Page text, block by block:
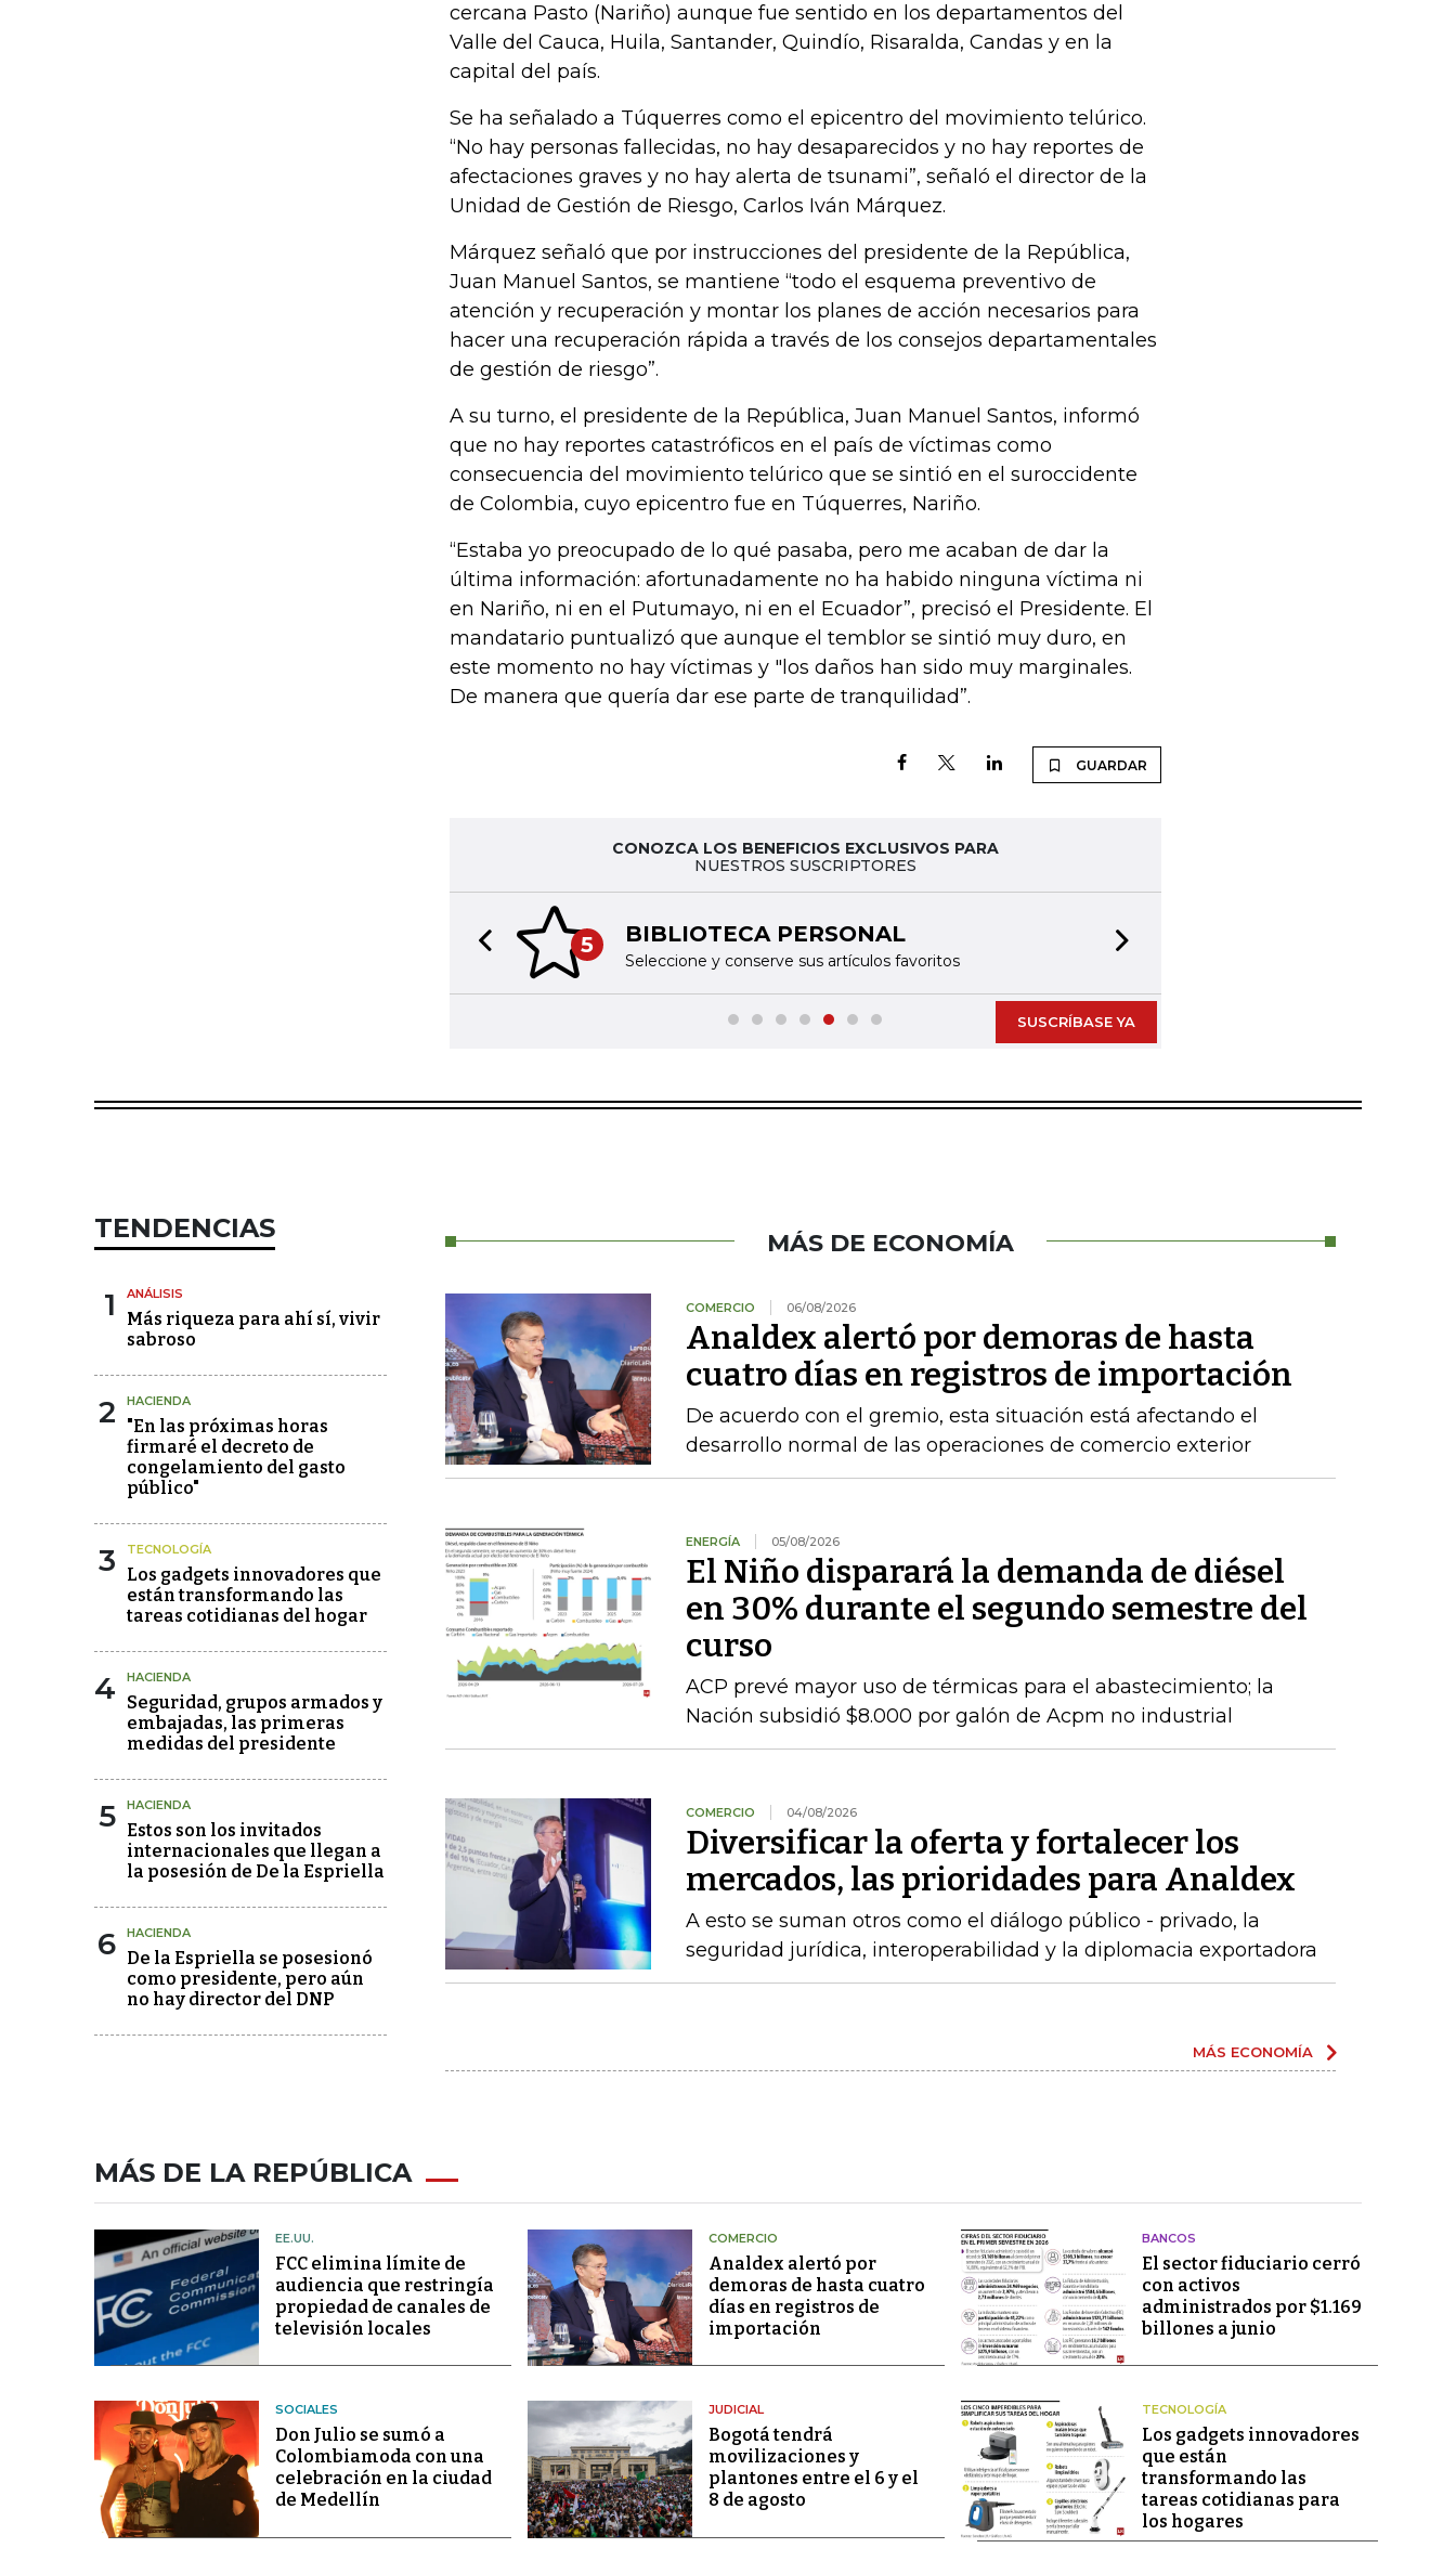
cercana Pasto (Nariño) aunque fue sentido en los departamentos del
Valle del Cauca, Huila, Santander, Quindío, Risaralda, Candas y en la
capital del país.
Se ha señalado a Túquerres como el epicentro del movimiento telúrico.
“No hay personas fallecidas, no hay desaparecidos y no hay reportes de
afectaciones graves y no hay alerta de tsunami”, señaló el director de la
Unidad de Gestión de Riesgo, Carlos Iván Márquez.
Márquez señaló que por instrucciones del presidente de la República,
Juan Manuel Santos, se mantiene “todo el esquema preventivo de
atención y recuperación y montar los planes de acción necesarios para
hacer una recuperación rápida a través de los consejos departamentales
de gestión de riesgo”.
A su turno, el presidente de la República, Juan Manuel Santos, informó
que no hay reportes catastróficos en el país de víctimas como
consecuencia del movimiento telúrico que se sintió en el suroccidente
de Colombia, cuyo epicentro fue en Túquerres, Nariño.
“Estaba yo preocupado de lo qué pasaba, pero me acaban de dar la
última información: afortunadamente no ha habido ninguna víctima ni
en Nariño, ni en el Putumayo, ni en el Ecuador”, precisó el Presidente. El
mandatario puntualizó que aunque el temblor se sintió muy duro, en
este momento no hay víctimas y "los daños han sido muy marginales.
De manera que quería dar ese parte de tranquilidad”.
GUARDAR
CONOZCA LOS BENEFICIOS EXCLUSIVOS PARA
NUESTROS SUSCRIPTORES
5 BIBLIOTECA PERSONAL
Seleccione y conserve sus artículos favoritos
Previous slide
SUSCRÍBASE YA
TENDENCIAS
1 ANÁLISIS
Más riqueza para ahí sí, vivir
sabroso
2 HACIENDA
"En las próximas horas
firmaré el decreto de
congelamiento del gasto
público"
3 TECNOLOGÍA
Los gadgets innovadores que
están transformando las
tareas cotidianas del hogar
4 HACIENDA
Seguridad, grupos armados y
embajadas, las primeras
medidas del presidente
5 HACIENDA
Estos son los invitados
internacionales que llegan a
la posesión de De la Espriella
6 HACIENDA
De la Espriella se posesionó
como presidente, pero aún
no hay director del DNP
MÁS DE ECONOMÍA
COMERCIO 06/08/2026
Analdex alertó por demoras de hasta
cuatro días en registros de importación
De acuerdo con el gremio, esta situación está afectando el
desarrollo normal de las operaciones de comercio exterior
ENERGÍA 05/08/2026
El Niño disparará la demanda de diésel
en 30% durante el segundo semestre del
curso
ACP prevé mayor uso de térmicas para el abastecimiento; la
Nación subsidió $8.000 por galón de Acpm no industrial
COMERCIO 04/08/2026
Diversificar la oferta y fortalecer los
mercados, las prioridades para Analdex
A esto se suman otros como el diálogo público - privado, la
seguridad jurídica, interoperabilidad y la diplomacia exportadora
MÁS ECONOMÍA
MÁS DE LA REPÚBLICA
EE.UU.
FCC elimina límite de
audiencia que restringía
propiedad de canales de
televisión locales
COMERCIO
Analdex alertó por
demoras de hasta cuatro
días en registros de
importación
BANCOS
El sector fiduciario cerró
con activos
administrados por $1.169
billones a junio
SOCIALES
Don Julio se sumó a
Colombiamoda con una
celebración en la ciudad
de Medellín
JUDICIAL
Bogotá tendrá
movilizaciones y
plantones entre el 6 y el
8 de agosto
TECNOLOGÍA
Los gadgets innovadores
que están
transformando las
tareas cotidianas para
los hogares